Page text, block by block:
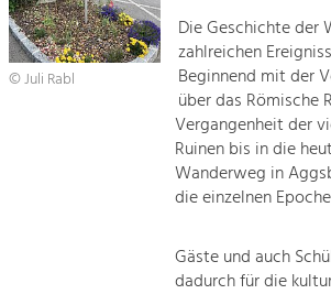
Kunst & Kultur
Handwerk, Wissenschaft und Forschung.
Soziales, Bildung &
Gleichberechtigung, Jugend und
Mobilität & Energie
erneuerbare Energie
© Juli Rabl
Die Geschichte der
zahlreichen
Beginnend mit der
über das Römische
Vergangenheit der
Ruinen bis in die
Wanderweg in
die einzelnen
Gäste und auch
dadurch für die